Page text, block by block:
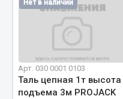
Коробка передач
Весь раздел
Нет в наличии
Арт. 030 0001 0103
Таль цепная 1т высота
подъема 3м PROJACK